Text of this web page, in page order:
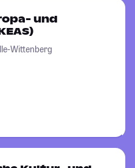
und
Wittenberg